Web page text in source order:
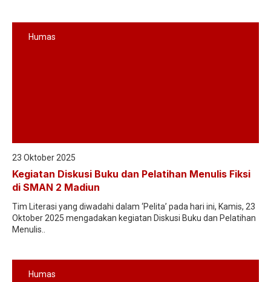
Humas
23 Oktober 2025
Kegiatan Diskusi Buku dan Pelatihan Menulis Fiksi
di SMAN 2 Madiun
Tim Literasi yang diwadahi dalam ‘Pelita’ pada hari ini, Kamis, 23
Oktober 2025 mengadakan kegiatan Diskusi Buku dan Pelatihan
Menulis..
Humas